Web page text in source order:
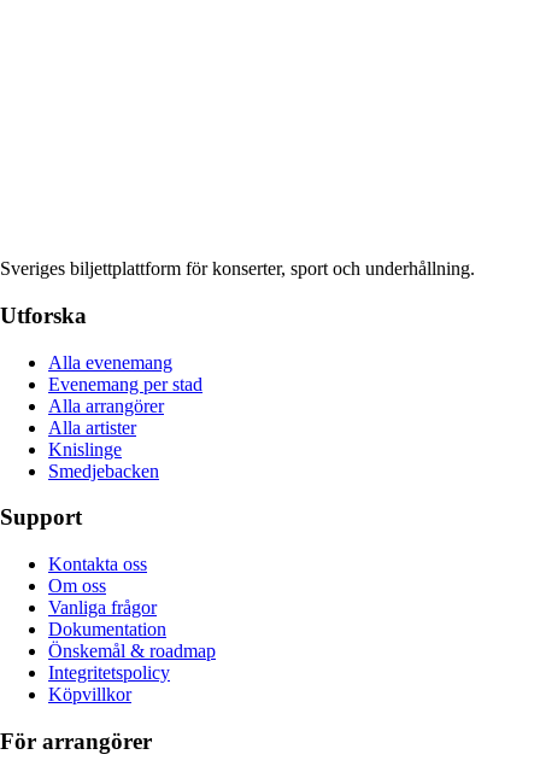
Sveriges biljettplattform för konserter, sport och underhållning.
Utforska
Alla evenemang
Evenemang per stad
Alla arrangörer
Alla artister
Knislinge
Smedjebacken
Support
Kontakta oss
Om oss
Vanliga frågor
Dokumentation
Önskemål & roadmap
Integritetspolicy
Köpvillkor
För arrangörer